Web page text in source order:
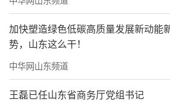
量，让发电效率提升
加快塑造绿色低碳高质量发展新动能
势，山东这么干！
中华网山东频道
王磊已任山东省商务厅党组书记